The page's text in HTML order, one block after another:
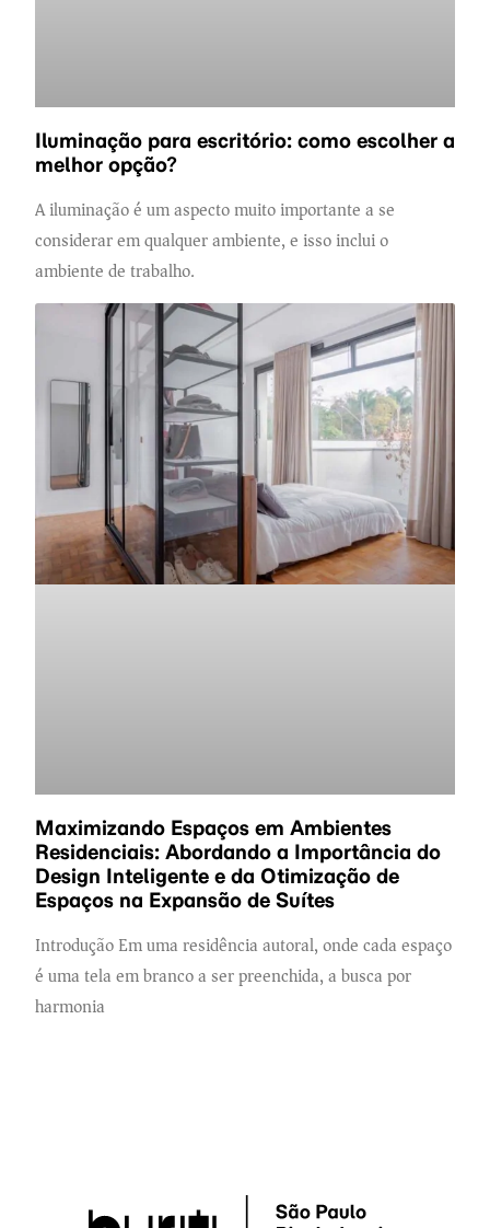
Iluminação para escritório: como escolher a
melhor opção?
A iluminação é um aspecto muito importante a se
considerar em qualquer ambiente, e isso inclui o
ambiente de trabalho.
Maximizando Espaços em Ambientes
Residenciais: Abordando a Importância do
Design Inteligente e da Otimização de
Espaços na Expansão de Suítes
Introdução Em uma residência autoral, onde cada espaço
é uma tela em branco a ser preenchida, a busca por
harmonia